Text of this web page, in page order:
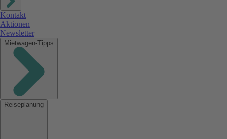
Kontakt
Aktionen
Newsletter
Mietwagen-Tipps
Reiseplanung